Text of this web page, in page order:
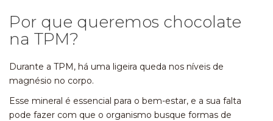
Por que queremos chocolate
na TPM?
Durante a TPM, há uma ligeira queda nos níveis de
magnésio no corpo.
Esse mineral é essencial para o bem-estar, e a sua falta
pode fazer com que o organismo busque formas de